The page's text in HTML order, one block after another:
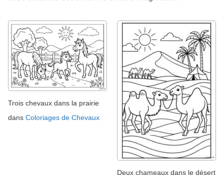
Trois chevaux dans la prairie
dans Coloriages de Chevaux
Deux chameaux dans le désert